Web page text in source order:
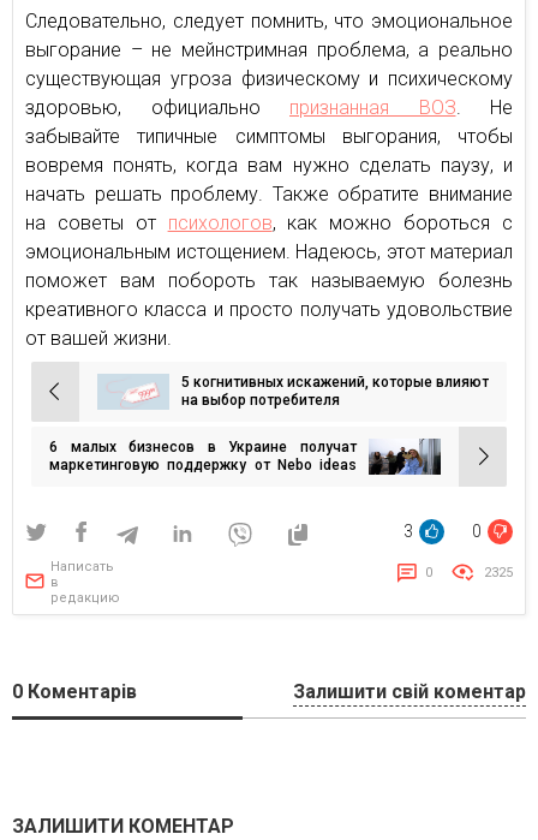
Следовательно, следует помнить, что эмоциональное
выгорание – не мейнстримная проблема, а реально
существующая угроза физическому и психическому
здоровью, официально признанная ВОЗ. Не
забывайте типичные симптомы выгорания, чтобы
вовремя понять, когда вам нужно сделать паузу, и
начать решать проблему. Также обратите внимание
на советы от психологов, как можно бороться с
эмоциональным истощением. Надеюсь, этот материал
поможет вам побороть так называемую болезнь
креативного класса и просто получать удовольствие
от вашей жизни.
Навигация
по
записям
5 когнитивных искажений, которые влияют
на выбор потребителя
6 малых бизнесов в Украине получат
маркетинговую поддержку от Nebo ideas
3 0
Написать
в
редакцию
0 2325
0 Коментарів Залишити свій коментар
ЗАЛИШИТИ КОМЕНТАР